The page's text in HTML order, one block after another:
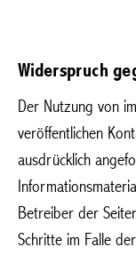
Widerspruch
Der Nutzung von
veröffentlichen
ausdrücklich
Betreiber der
Schritte im Falle